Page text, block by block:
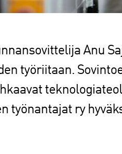
Anu
työriitaan.
työnantajat ry